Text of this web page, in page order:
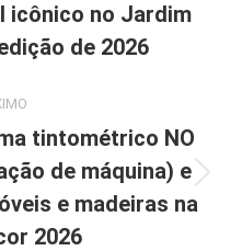
icônico no Jardim
de 2026
tintométrico NO
de máquina) e
e madeiras na
2026